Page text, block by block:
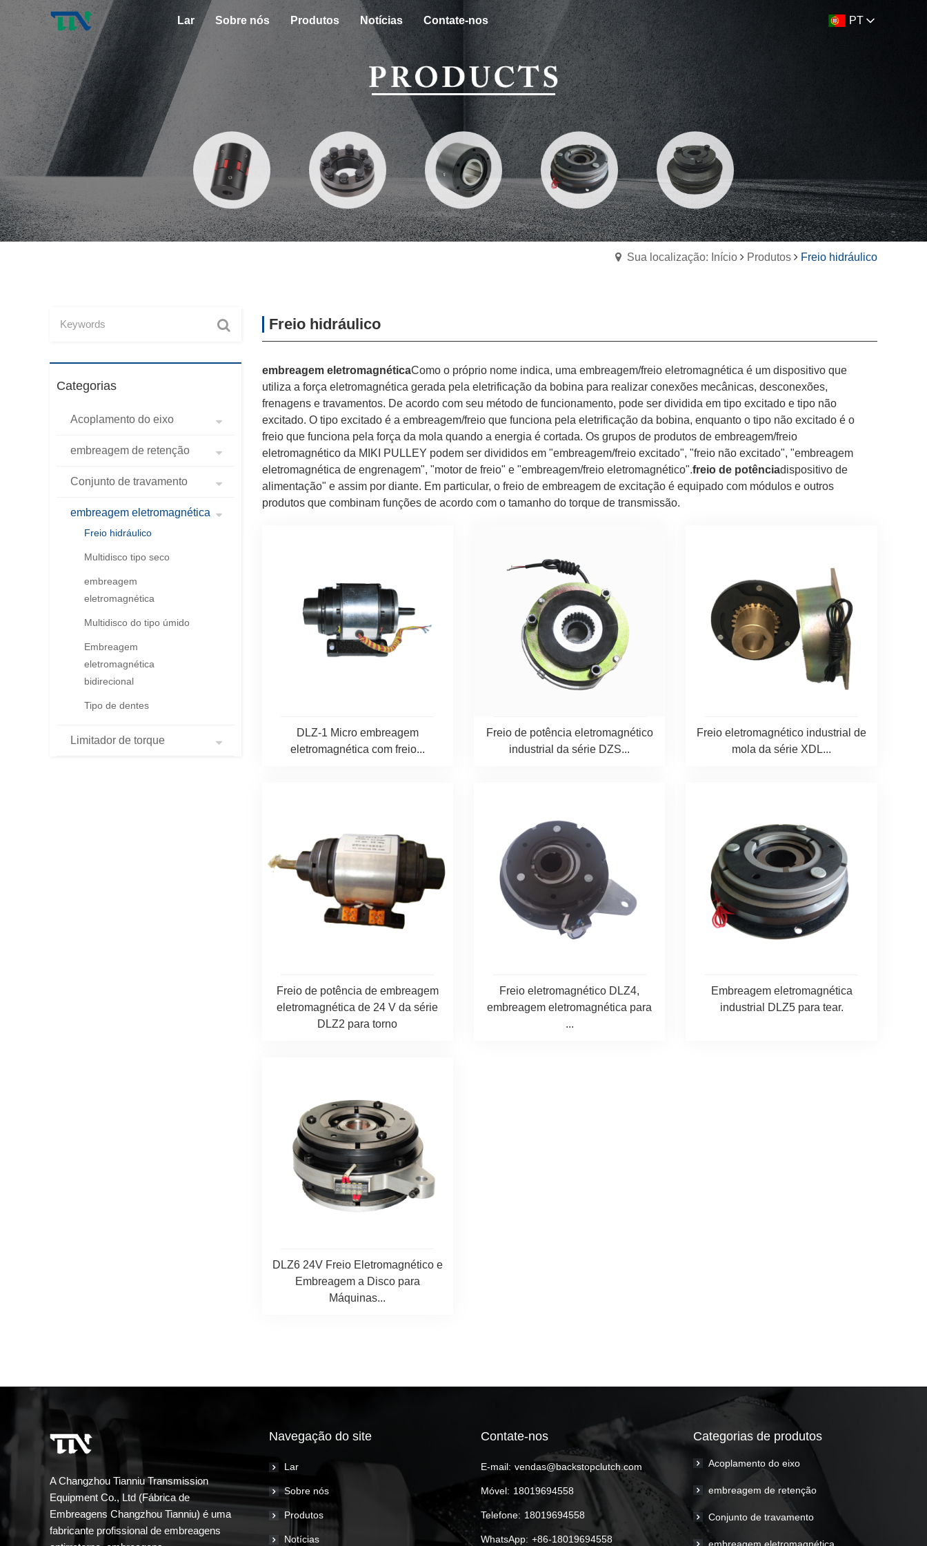
Lar Sobre nós Produtos Notícias Contate-nos PT
Sua localização: Início Produtos Freio hidráulico
Categorias
Acoplamento do eixo
embreagem de retenção
Conjunto de travamento
embreagem eletromagnética
Freio hidráulico
Multidisco tipo seco
embreagem
eletromagnética
Multidisco do tipo úmido
Embreagem
eletromagnética
bidirecional
Tipo de dentes
Limitador de torque
Freio hidráulico
embreagem eletromagnéticaComo o próprio nome indica, uma embreagem/freio eletromagnética é um dispositivo que
utiliza a força eletromagnética gerada pela eletrificação da bobina para realizar conexões mecânicas, desconexões,
frenagens e travamentos. De acordo com seu método de funcionamento, pode ser dividida em tipo excitado e tipo não
excitado. O tipo excitado é a embreagem/freio que funciona pela eletrificação da bobina, enquanto o tipo não excitado é o
freio que funciona pela força da mola quando a energia é cortada. Os grupos de produtos de embreagem/freio
eletromagnético da MIKI PULLEY podem ser divididos em "embreagem/freio excitado", "freio não excitado", "embreagem
eletromagnética de engrenagem", "motor de freio" e "embreagem/freio eletromagnético".freio de potênciadispositivo de
alimentação" e assim por diante. Em particular, o freio de embreagem de excitação é equipado com módulos e outros
produtos que combinam funções de acordo com o tamanho do torque de transmissão.
DLZ-1 Micro embreagem
eletromagnética com freio...
Freio de potência eletromagnético
industrial da série DZS...
Freio eletromagnético industrial de
mola da série XDL...
Freio de potência de embreagem
eletromagnética de 24 V da série
DLZ2 para torno
Freio eletromagnético DLZ4,
embreagem eletromagnética para
...
Embreagem eletromagnética
industrial DLZ5 para tear.
DLZ6 24V Freio Eletromagnético e
Embreagem a Disco para
Máquinas...
A Changzhou Tianniu Transmission
Equipment Co., Ltd (Fábrica de
Embreagens Changzhou Tianniu) é uma
fabricante profissional de embreagens
Navegação do site
Lar
Sobre nós
Produtos
Notícias
Contate-nos
E-mail: vendas@backstopclutch.com
Móvel: 18019694558
Telefone: 18019694558
WhatsApp: +86-18019694558
Categorias de produtos
Acoplamento do eixo
embreagem de retenção
Conjunto de travamento